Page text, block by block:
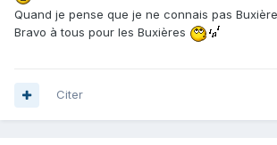
Quand je pense que je ne connais pas Buxière
Bravo à tous pour les Buxières
Citer